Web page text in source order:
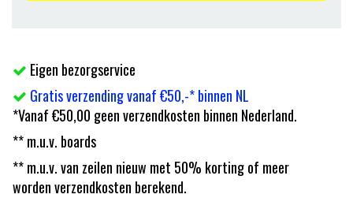
Eigen bezorgservice
Gratis verzending vanaf €50,-* binnen NL
*Vanaf €50,00 geen verzendkosten binnen Nederland.
** m.u.v. boards
** m.u.v. van zeilen nieuw met 50% korting of meer
worden verzendkosten berekend.